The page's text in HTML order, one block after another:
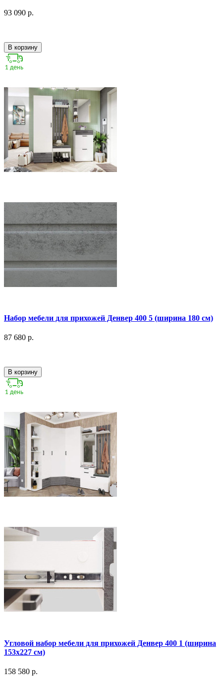
93 090 р.
В корзину
Набор мебели для прихожей Денвер 400 5 (ширина 180 см)
87 680 р.
В корзину
Угловой набор мебели для прихожей Денвер 400 1 (ширина
153х227 см)
158 580 р.